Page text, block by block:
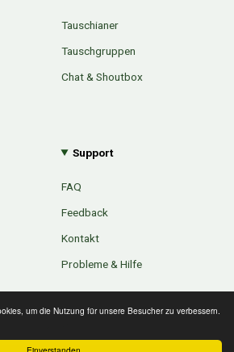
um die Nutzung für unsere Besucher zu verbessern.
Tauschianer
Tauschgruppen
Chat & Shoutbox
Support
FAQ
Feedback
Kontakt
Probleme & Hilfe